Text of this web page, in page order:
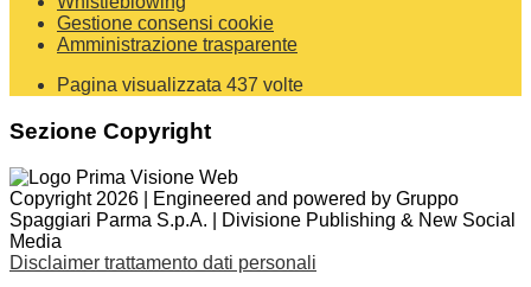
Gestione consensi cookie
Amministrazione trasparente
Pagina visualizzata 437 volte
Sezione Copyright
Copyright 2026 | Engineered and powered by Gruppo
Spaggiari Parma S.p.A. | Divisione Publishing & New Social
Media
Disclaimer trattamento dati personali